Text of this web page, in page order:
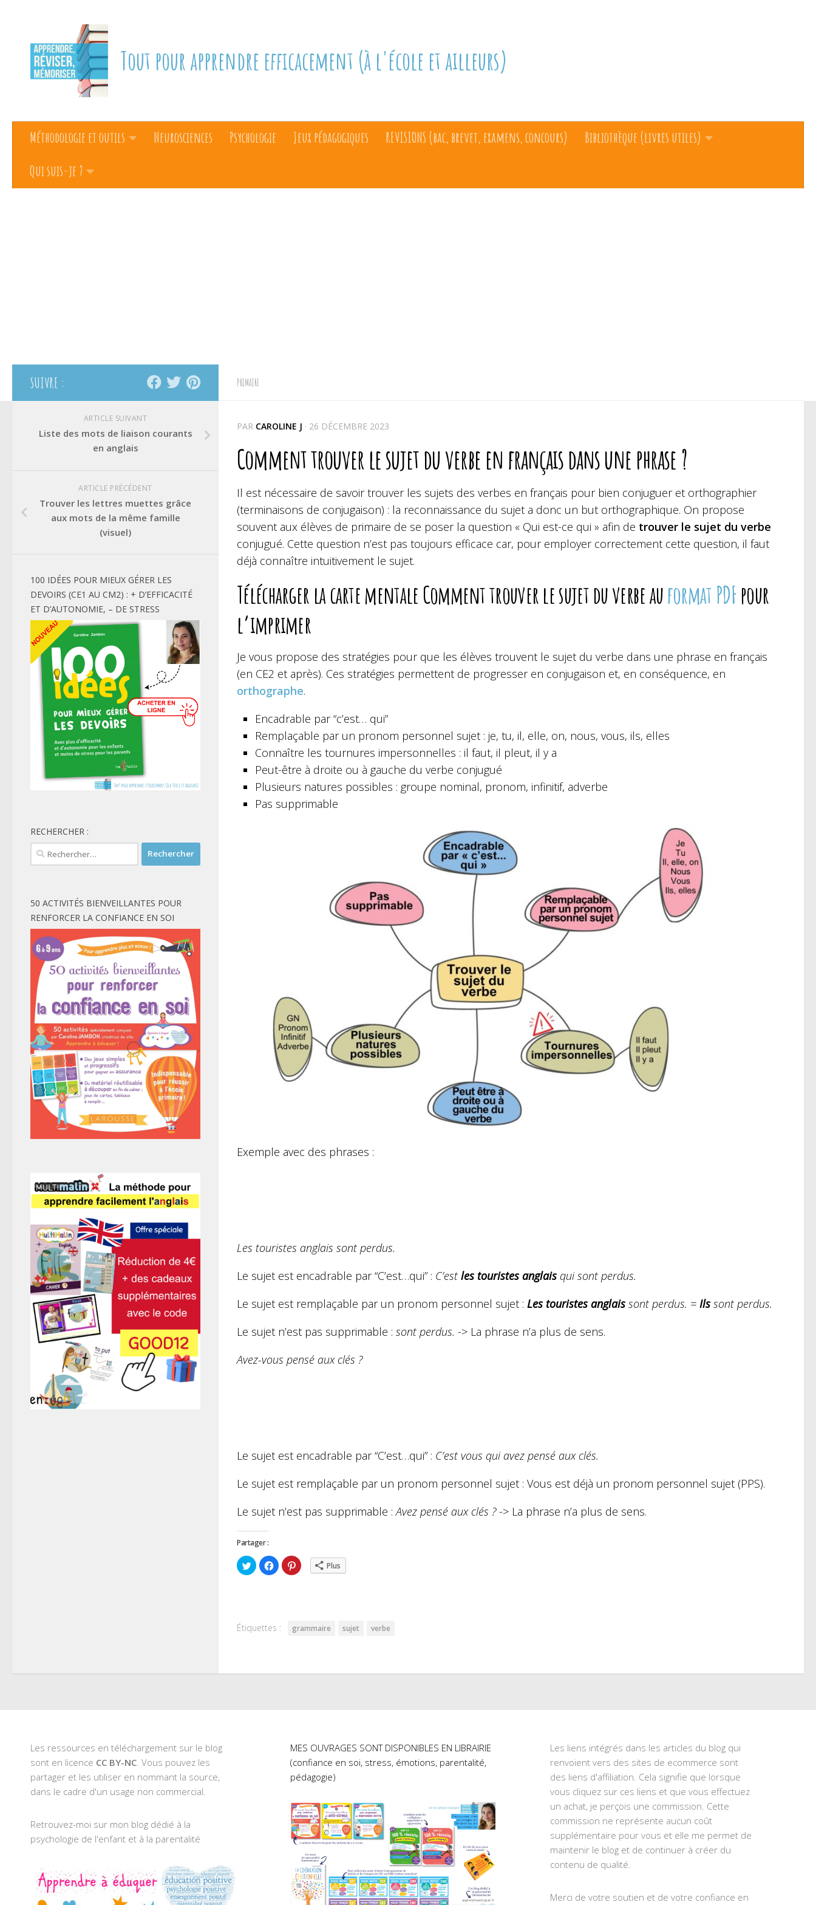
Tout pour apprendre efficacement (à l'école et ailleurs)
Méthodologie et outils Neurosciences Psychologie Jeux pédagogiques REVISIONS (bac, brevet, examens, concours)
Bibliothèque (livres utiles)
Qui suis-je ?
PRIMAIRE
PAR CAROLINE J · 26 DÉCEMBRE 2023
Comment trouver le sujet du verbe en français dans une phrase ?
Il est nécessaire de savoir trouver les sujets des verbes en français pour bien conjuguer et orthographier
(terminaisons de conjugaison) : la reconnaissance du sujet a donc un but orthographique. On propose
souvent aux élèves de primaire de se poser la question « Qui est-ce qui » afin de trouver le sujet du verbe
conjugué. Cette question n’est pas toujours efficace car, pour employer correctement cette question, il faut
déjà connaître intuitivement le sujet.
Télécharger la carte mentale Comment trouver le sujet du verbe auformat PDFpour
l’imprimer
Je vous propose des stratégies pour que les élèves trouvent le sujet du verbe dans une phrase en français
(en CE2 et après). Ces stratégies permettent de progresser en conjugaison et, en conséquence, en
orthographe.
Encadrable par “c’est… qui”
Remplaçable par un pronom personnel sujet : je, tu, il, elle, on, nous, vous, ils, elles
Connaître les tournures impersonnelles : il faut, il pleut, il y a
Peut-être à droite ou à gauche du verbe conjugué
Plusieurs natures possibles : groupe nominal, pronom, infinitif, adverbe
Pas supprimable
Exemple avec des phrases :
Les touristes anglais sont perdus.
Le sujet est encadrable par “C’est…qui” : C’est les touristes anglais qui sont perdus.
Le sujet est remplaçable par un pronom personnel sujet : Les touristes anglais sont perdus. = Ils sont perdus.
Le sujet n’est pas supprimable : sont perdus. -> La phrase n’a plus de sens.
Avez-vous pensé aux clés ?
Le sujet est encadrable par “C’est…qui” : C’est vous qui avez pensé aux clés.
Le sujet est remplaçable par un pronom personnel sujet : Vous est déjà un pronom personnel sujet (PPS).
Le sujet n’est pas supprimable :Avez pensé aux clés ?-> La phrase n’a plus de sens.
Partager :
Cliquez
pour
partager
Cliquez
pour
partager
Cliquez
pour Plus
Étiquettes : grammaire sujet verbe
SUIVRE :
ARTICLE SUIVANT
Liste des mots de liaison courants
en anglais
ARTICLE PRÉCÉDENT
Trouver les lettres muettes grâce
aux mots de la même famille
(visuel)
100 IDÉES POUR MIEUX GÉRER LES
DEVOIRS (CE1 AU CM2) : + D’EFFICACITÉ
ET D’AUTONOMIE, – DE STRESS
RECHERCHER :
Rechercher :
50 ACTIVITÉS BIENVEILLANTES POUR
RENFORCER LA CONFIANCE EN SOI
Les ressources en téléchargement sur le blog
sont en licence CC BY-NC. Vous pouvez les
partager et les utiliser en nommant la source,
dans le cadre d'un usage non commercial.
Retrouvez-moi sur mon blog dédié à la
psychologie de l'enfant et à la parentalité
MES OUVRAGES SONT DISPONIBLES EN LIBRAIRIE
(confiance en soi, stress, émotions, parentalité,
pédagogie)
Les liens intégrés dans les articles du blog qui
renvoient vers des sites de ecommerce sont
des liens d'affiliation. Cela signifie que lorsque
vous cliquez sur ces liens et que vous effectuez
un achat, je perçois une commission. Cette
commission ne représente aucun coût
supplémentaire pour vous et elle me permet de
maintenir le blog et de continuer à créer du
contenu de qualité.
Merci de votre soutien et de votre confiance en